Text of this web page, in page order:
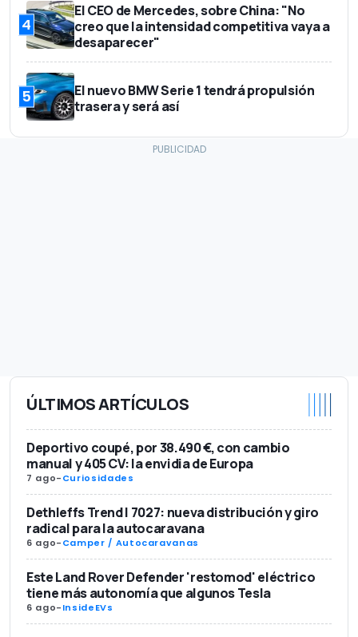
4
El CEO de Mercedes, sobre China: "No
creo que la intensidad competitiva vaya a
desaparecer"
5
El nuevo BMW Serie 1 tendrá propulsión
trasera y será así
ÚLTIMOS ARTÍCULOS
Deportivo coupé, por 38.490 €, con cambio
manual y 405 CV: la envidia de Europa
7 ago-Curiosidades
Dethleffs Trend I 7027: nueva distribución y giro
radical para la autocaravana
6 ago-Camper / Autocaravanas
Este Land Rover Defender 'restomod' eléctrico
tiene más autonomía que algunos Tesla
6 ago-InsideEVs